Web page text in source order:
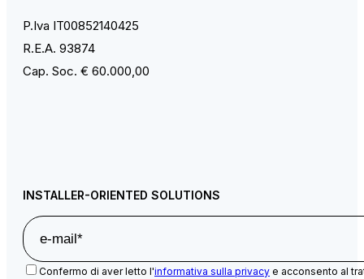
P.Iva IT00852140425
R.E.A. 93874
Cap. Soc. € 60.000,00
INSTALLER-ORIENTED SOLUTIONS
Confermo di aver letto l'informativa sulla privacy e acconsento al